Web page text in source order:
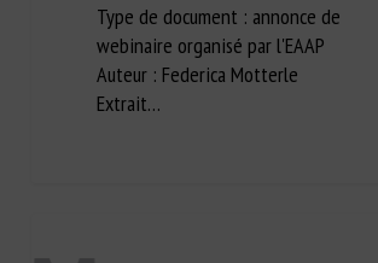
Type de document : annonce de
webinaire organisé par l'EAAP
Auteur : Federica Motterle
Extrait…